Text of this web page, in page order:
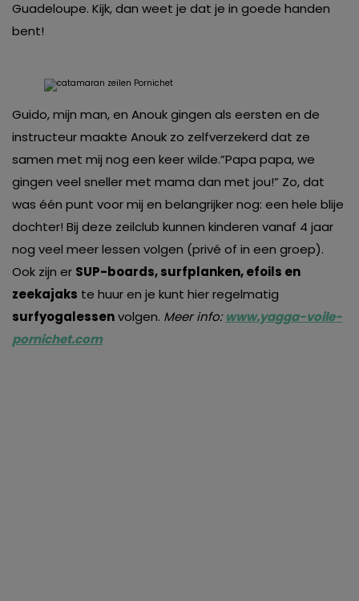
Guadeloupe. Kijk, dan weet je dat je in goede handen
bent!
Guido, mijn man, en Anouk gingen als eersten en de
instructeur maakte Anouk zo zelfverzekerd dat ze
samen met mij nog een keer wilde.”Papa papa, we
gingen veel sneller met mama dan met jou!” Zo, dat
was één punt voor mij en belangrijker nog: een hele blije
dochter! Bij deze zeilclub kunnen kinderen vanaf 4 jaar
nog veel meer lessen volgen (privé of in een groep).
Ook zijn er SUP-boards, surfplanken, efoils en
zeekajaks te huur en je kunt hier regelmatig
surfyogalessenvolgen. Meer info:www.yagga-voile-
pornichet.com